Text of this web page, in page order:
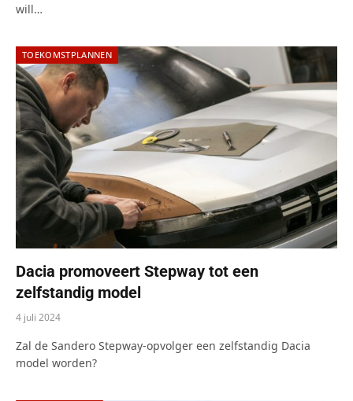
will…
TOEKOMSTPLANNEN
Dacia promoveert Stepway tot een
zelfstandig model
4 juli 2024
Zal de Sandero Stepway-opvolger een zelfstandig Dacia
model worden?